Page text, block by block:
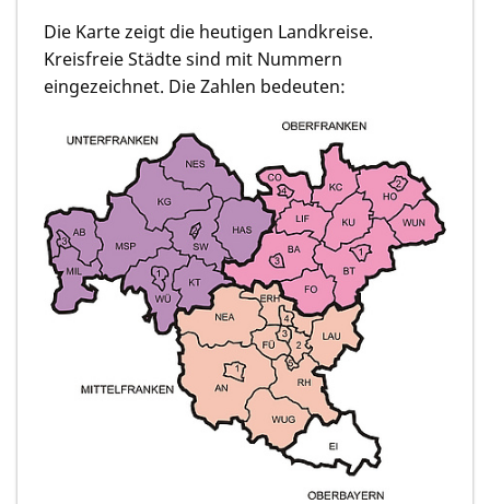
Die Karte zeigt die heutigen Landkreise.
Kreisfreie Städte sind mit Nummern
eingezeichnet. Die Zahlen bedeuten: